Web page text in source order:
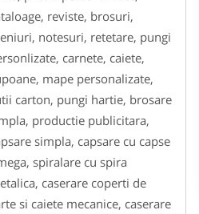
reviste, brosuri,
notesuri, retetare, pungi
carnete, caiete,
mape personalizate,
carton, pungi hartie, brosare
productie publicitara,
simpla, capsare cu capse
spiralare cu spira
caserare coperti de
si caiete mecanice, caserare